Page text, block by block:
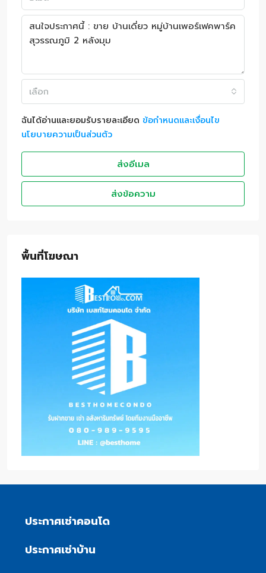
เลือก
ฉันได้อ่านและยอมรับรายละเอียด ข้อกำหนดและเงื่อนไข
นโยบายความเป็นส่วนตัว
ส่งอีเมล
ส่งข้อความ
พื้นที่โฆษณา
ประกาศเช่าคอนโด
ประกาศเช่าบ้าน